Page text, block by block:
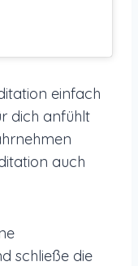
einfach
dich anfühlt
auch
schließe die